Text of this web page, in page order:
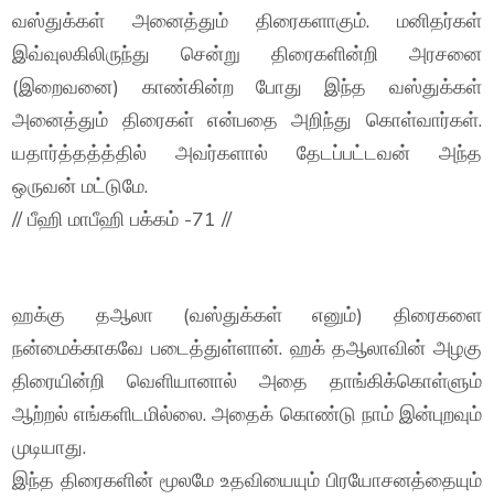
வஸ்துக்கள் அனைத்தும் திரைகளாகும். மனிதர்கள்
இவ்வுலகிலிருந்து சென்று திரைகளின்றி அரசனை
(இறைவனை) காண்கின்ற போது இந்த வஸ்துக்கள்
அனைத்தும் திரைகள் என்பதை அறிந்து கொள்வார்கள்.
யதார்த்தத்த்தில் அவர்களால் தேடப்பட்டவன் அந்த
ஒருவன் மட்டுமே.
// பீஹி மாபீஹி பக்கம் -71 //
ஹக்கு தஆலா (வஸ்துக்கள் எனும்) திரைகளை
நன்மைக்காகவே படைத்துள்ளான். ஹக் தஆலாவின் அழகு
திரையின்றி வெளியானால் அதை தாங்கிக்கொள்ளும்
ஆற்றல் எங்களிடமில்லை. அதைக் கொண்டு நாம் இன்புறவும்
முடியாது.
இந்த திரைகளின் மூலமே உதவியையும் பிரயோசனத்தையும்